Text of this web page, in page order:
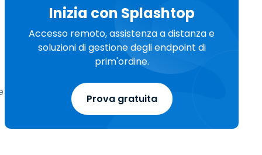
Inizia con Splashtop
Accesso remoto, assistenza a distanza e
soluzioni di gestione degli endpoint di
prim'ordine.
Prova gratuita